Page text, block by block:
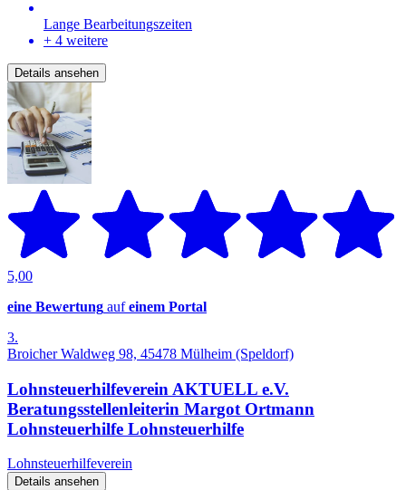
Lange Bearbeitungszeiten
+ 4 weitere
Details ansehen
5,00
eine Bewertung aufeinem Portal
3.
Broicher Waldweg 98, 45478 Mülheim (Speldorf)
Lohnsteuerhilfeverein AKTUELL e.V.
Beratungsstellenleiterin Margot Ortmann
Lohnsteuerhilfe Lohnsteuerhilfe
Lohnsteuerhilfeverein
Details ansehen